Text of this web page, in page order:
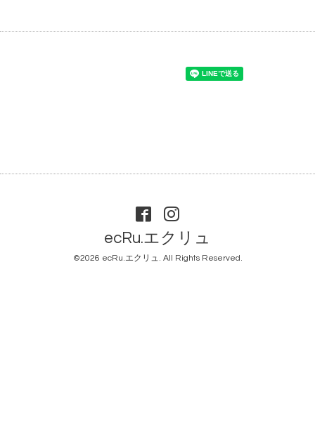
ecRu.エクリュ
©2026 ecRu.エクリュ. All Rights Reserved.